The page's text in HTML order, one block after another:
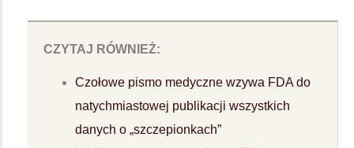
CZYTAJ RÓWNIEŻ:
Czołowe pismo medyczne wzywa FDA do
natychmiastowej publikacji wszystkich
danych o „szczepionkach”